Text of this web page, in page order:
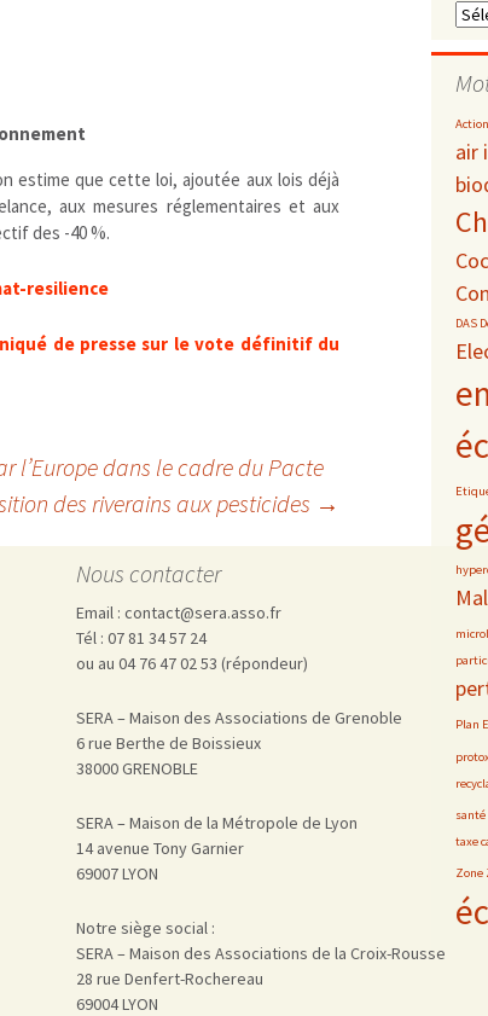
femmes enceintes / enfants
écrans / jeux vidéos
estime que cette loi, ajoutée aux lois déjà
aux mesures réglementaires et aux
des -40 %.
resilience
de presse sur le vote définitif du
l’Europe dans le cadre du Pacte
des riverains aux pesticides →
date
air
DAS
Plan
taxe
Zone
Nous contacter
Email : contact@sera.asso.fr
Tél : 07 81 34 57 24
ou au 04 76 47 02 53 (répondeur)
SERA – Maison des Associations de Grenoble
6 rue Berthe de Boissieux
38000 GRENOBLE
SERA – Maison de la Métropole de Lyon
14 avenue Tony Garnier
69007 LYON
Notre siège social :
SERA – Maison des Associations de la Croix-Rousse
28 rue Denfert-Rochereau
69004 LYON